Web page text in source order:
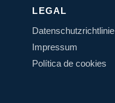
LEGAL
Datenschutzrichtlinie
Impressum
Política de cookies